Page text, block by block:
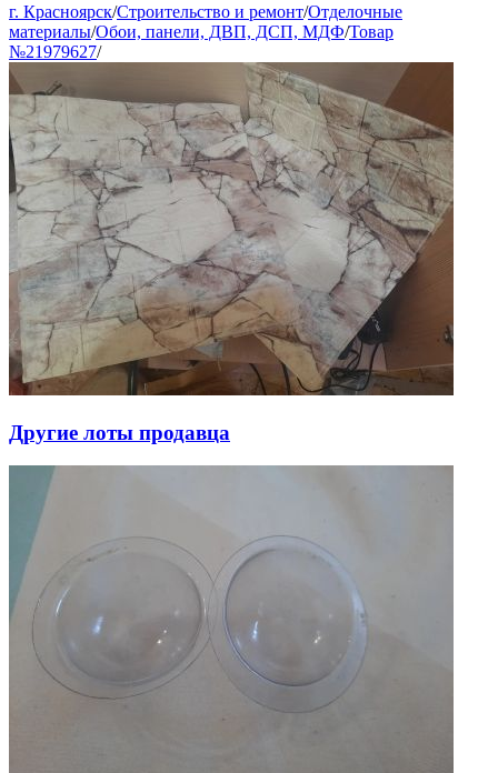
г. Красноярск/Строительство и ремонт/Отделочные
материалы/Обои, панели, ДВП, ДСП, МДФ/Товар
№21979627/
Другие лоты продавца